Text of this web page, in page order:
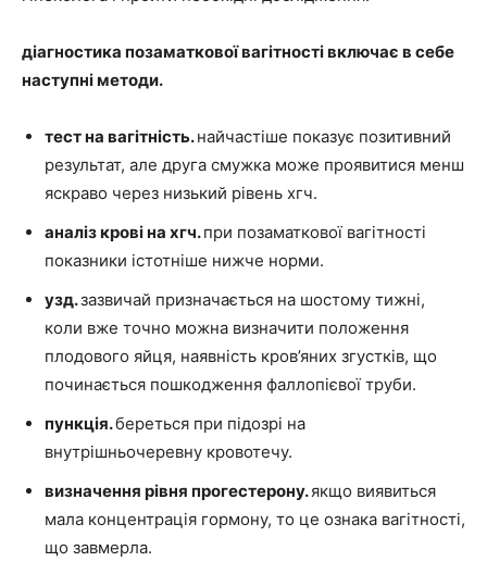
діагностика позаматкової вагітності включає в себе
наступні методи.
тест на вагітність.найчастіше показує позитивний
результат, але друга смужка може проявитися менш
яскраво через низький рівень хгч.
аналіз крові на хгч.при позаматкової вагітності
показники істотніше нижче норми.
узд.зазвичай призначається на шостому тижні,
коли вже точно можна визначити положення
плодового яйця, наявність кров’яних згустків, що
починається пошкодження фаллопієвої труби.
пункція.береться при підозрі на
внутрішньочеревну кровотечу.
визначення рівня прогестерону.якщо виявиться
мала концентрація гормону, то це ознака вагітності,
що завмерла.